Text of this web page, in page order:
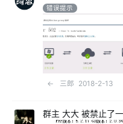
错误提示
← 三郎 2018-2-13
群主 大大 被禁止了